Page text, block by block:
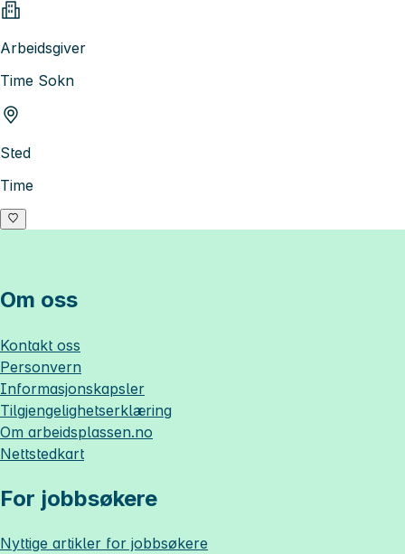
Arbeidsgiver
Time Sokn
Sted
Time
Om oss
Kontakt oss
Personvern
Informasjonskapsler
Tilgjengelighetserklæring
Om arbeidsplassen.no
Nettstedkart
For jobbsøkere
Nyttige artikler for jobbsøkere